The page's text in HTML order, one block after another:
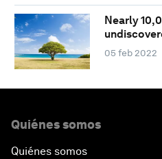
Nearly
05 feb 2022
Quiénes somos
Quiénes somos